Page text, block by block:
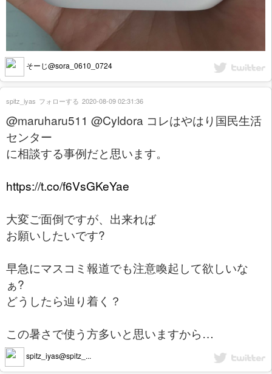
そーじ@sora_0610_0724
@maruharu511 @Cyldora コレはやはり国民生活
センター
に相談する事例だと思います。
https://t.co/f6VsGKeYae
大変ご面倒ですが、出来れば
お願いしたいです?
早急にマスコミ報道でも注意喚起して欲しいな
ぁ?
どうしたら辿り着く？
この暑さで使う方多いと思いますから…
spitz_iyas@spitz_...
spitz_iyas フォローする 2020-08-09 02:31:36